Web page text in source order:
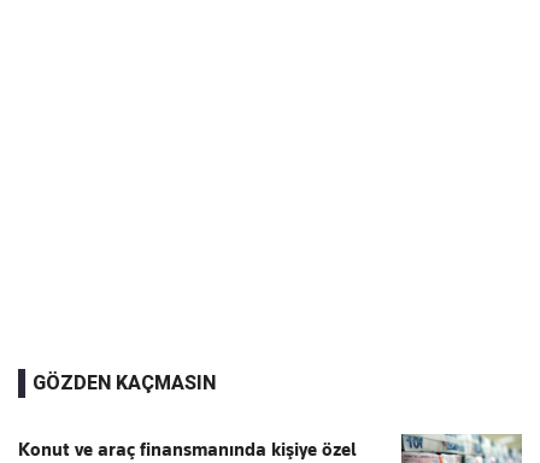
GÖZDEN KAÇMASIN
Konut ve araç finansmanında kişiye özel